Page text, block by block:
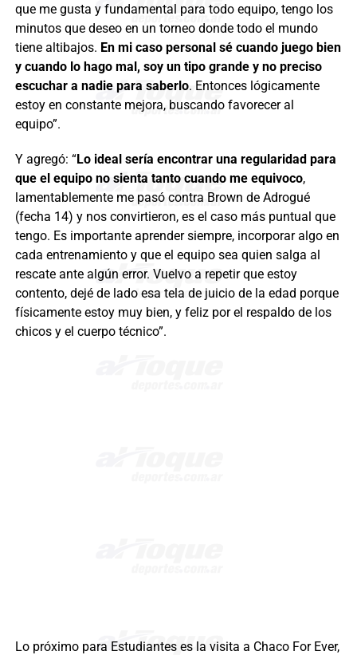
que me gusta y fundamental para todo equipo, tengo los
minutos que deseo en un torneo donde todo el mundo
tiene altibajos. En mi caso personal sé cuando juego bien
y cuando lo hago mal, soy un tipo grande y no preciso
escuchar a nadie para saberlo. Entonces lógicamente
estoy en constante mejora, buscando favorecer al
equipo”.
Y agregó: “Lo ideal sería encontrar una regularidad para
que el equipo no sienta tanto cuando me equivoco,
lamentablemente me pasó contra Brown de Adrogué
(fecha 14) y nos convirtieron, es el caso más puntual que
tengo. Es importante aprender siempre, incorporar algo en
cada entrenamiento y que el equipo sea quien salga al
rescate ante algún error. Vuelvo a repetir que estoy
contento, dejé de lado esa tela de juicio de la edad porque
físicamente estoy muy bien, y feliz por el respaldo de los
chicos y el cuerpo técnico”.
Lo próximo para Estudiantes es la visita a Chaco For Ever,